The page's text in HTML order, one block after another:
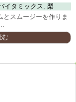
イタミックス, 梨
とスムージーを作りま
む